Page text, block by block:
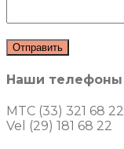
Наши телефоны
MTC (33) 321 68 22
Vel (29) 181 68 22